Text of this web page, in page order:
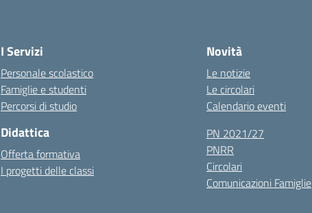
I Servizi
Personale scolastico
Famiglie e studenti
Percorsi di studio
Didattica
Offerta formativa
I progetti delle classi
Novità
Le notizie
Le circolari
Calendario eventi
PN 2021/27
PNRR
Circolari
Comunicazioni Famiglie